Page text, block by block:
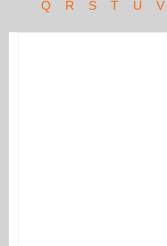
Q
R S T U V